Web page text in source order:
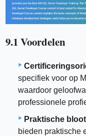
9.1 Voordelen
specifiek voor op
waardoor
professionele
Praktische
bieden praktische